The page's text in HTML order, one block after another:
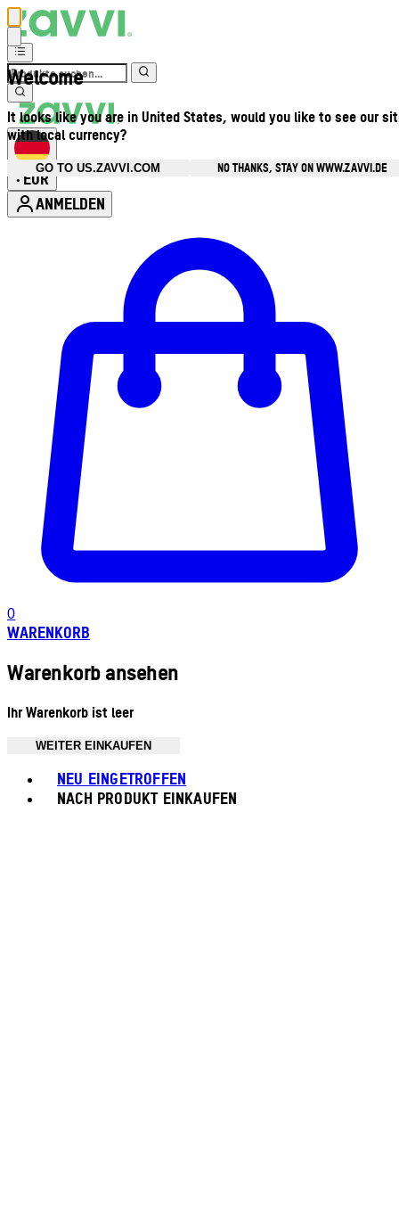
Welcome
It looks like you are in United States, would you like to see our
with local currency?
GO TO US.ZAVVI.COM
NO THANKS, STAY ON WWW.ZAVVI.DE
• EUR
ANMELDEN
0
WARENKORB
Warenkorb ansehen
Ihr Warenkorb ist leer
WEITER EINKAUFEN
NEU EINGETROFFEN
NACH PRODUKT EINKAUFEN